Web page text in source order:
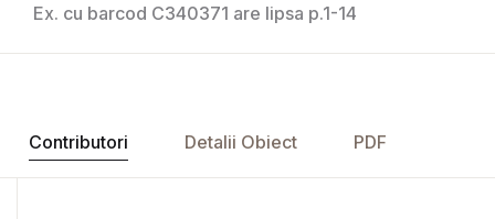
Ex. cu barcod C340371 are lipsa p.1-14
Contributori Detalii Obiect PDF